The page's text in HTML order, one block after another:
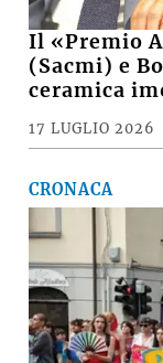
Il «Premio
(Sacmi) e
ceramica
17 LUGLIO 2026
CRONACA